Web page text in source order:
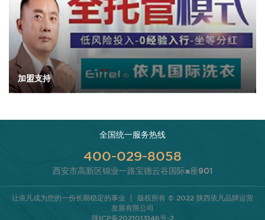
加盟支持
全国统一服务热线
400-029-8058
西安市高新区锦业一路宝德云谷国际a座901
让依凡成为您的一份长期稳定的事业 丨 版权所有 © 2022 陕西依凡品牌运营
发展有限公司
陕ICP备2021013146号-2